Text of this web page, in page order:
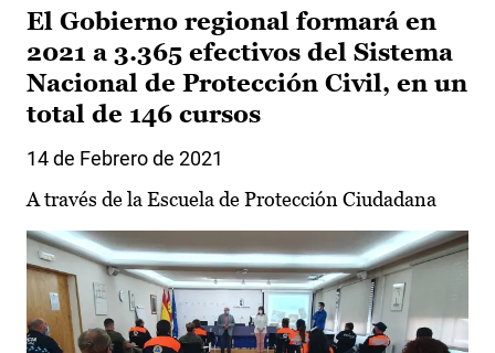
El Gobierno regional formará en
2021 a 3.365 efectivos del Sistema
Nacional de Protección Civil, en un
total de 146 cursos
14 de Febrero de 2021
A través de la Escuela de Protección Ciudadana